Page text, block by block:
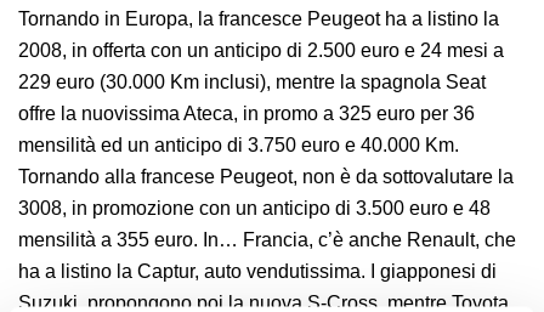
Tornando in Europa, la francesce Peugeot ha a listino la
2008, in offerta con un anticipo di 2.500 euro e 24 mesi a
229 euro (30.000 Km inclusi), mentre la spagnola Seat
offre la nuovissima Ateca, in promo a 325 euro per 36
mensilità ed un anticipo di 3.750 euro e 40.000 Km.
Tornando alla francese Peugeot, non è da sottovalutare la
3008, in promozione con un anticipo di 3.500 euro e 48
mensilità a 355 euro. In… Francia, c’è anche Renault, che
ha a listino la Captur, auto vendutissima. I giapponesi di
Suzuki, propongono poi la nuova S-Cross, mentre Toyota